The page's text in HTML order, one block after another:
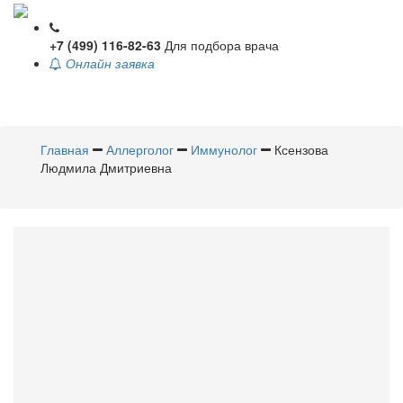
+7 (499) 116-82-63 Для подбора врача
Онлайн заявка
Главная
Аллерголог Иммунолог
Ксензова
Людмила Дмитриевна